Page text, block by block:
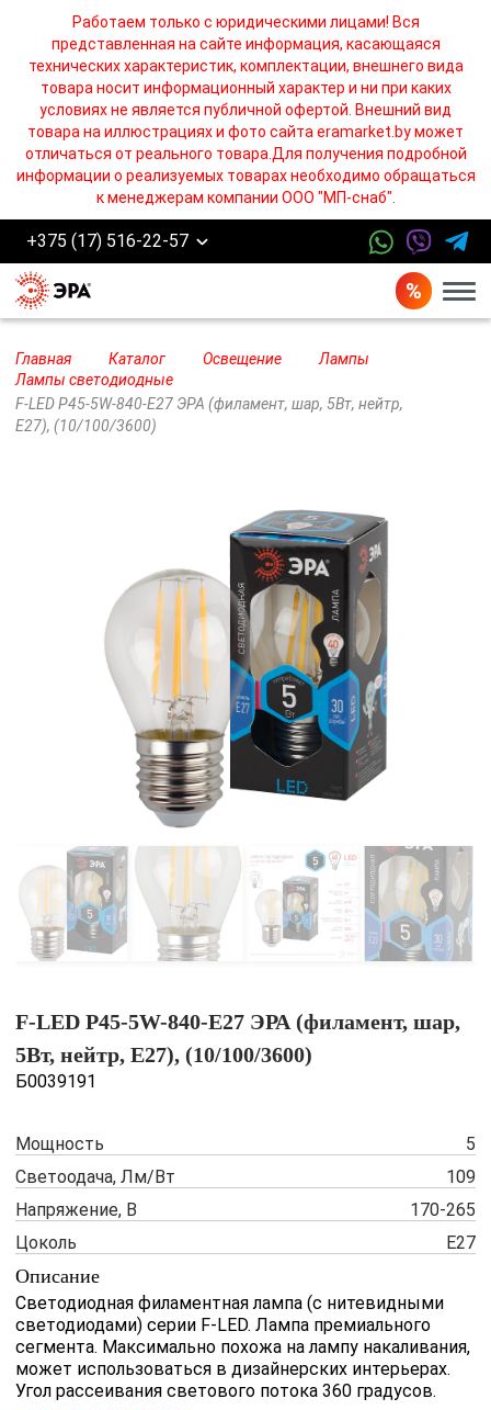
Работаем только с юридическими лицами! Вся
представленная на сайте информация, касающаяся
технических характеристик, комплектации, внешнего вида
товара носит информационный характер и ни при каких
условиях не является публичной офертой. Внешний вид
товара на иллюстрациях и фото сайта eramarket.by может
отличаться от реального товара.Для получения подробной
информации о реализуемых товарах необходимо обращаться
к менеджерам компании ООО "МП-снаб".
+375 (17) 516-22-57
Главная Каталог Освещение
Лампы
Лампы cветодиодные
F-LED P45-5W-840-E27 ЭРА (филамент, шар, 5Вт, нейтр,
E27), (10/100/3600)
F-LED P45-5W-840-E27 ЭРА (филамент, шар,
5Вт, нейтр, E27), (10/100/3600)
Б0039191
Мощность
5
Светоодача, Лм/Вт
109
Напряжение, В
170-265
Цоколь
Е27
Описание
Светодиодная филаментная лампа (с нитевидными
светодиодами) серии F-LED. Лампа премиального
сегмента. Максимально похожа на лампу накаливания,
может использоваться в дизайнерских интерьерах.
Угол рассеивания светового потока 360 градусов.